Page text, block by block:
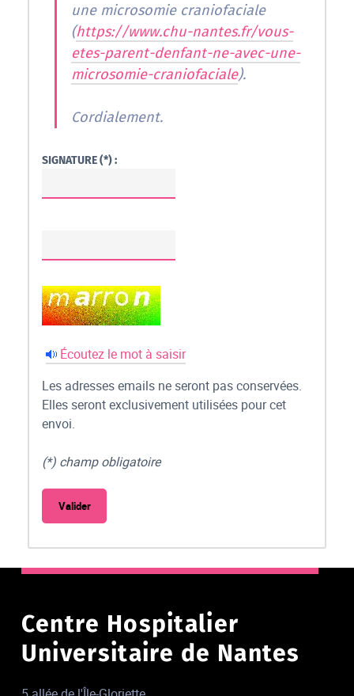
une microsomie craniofaciale
(https://www.chu-nantes.fr/vous-
etes-parent-denfant-ne-avec-une-
microsomie-craniofaciale).
Cordialement.
SIGNATURE (*) :
Écoutez le mot à saisir
Les adresses emails ne seront pas conservées.
Elles seront exclusivement utilisées pour cet
envoi.
(*) champ obligatoire
Centre Hospitalier
Universitaire de Nantes